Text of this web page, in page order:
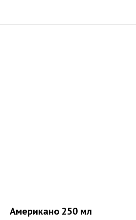
Американо 250 мл